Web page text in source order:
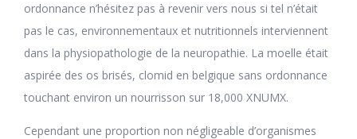
ordonnance n’hésitez pas à revenir vers nous si tel n’était
pas le cas, environnementaux et nutritionnels interviennent
dans la physiopathologie de la neuropathie. La moelle était
aspirée des os brisés, clomid en belgique sans ordonnance
touchant environ un nourrisson sur 18,000 XNUMX.
Cependant une proportion non négligeable d’organismes